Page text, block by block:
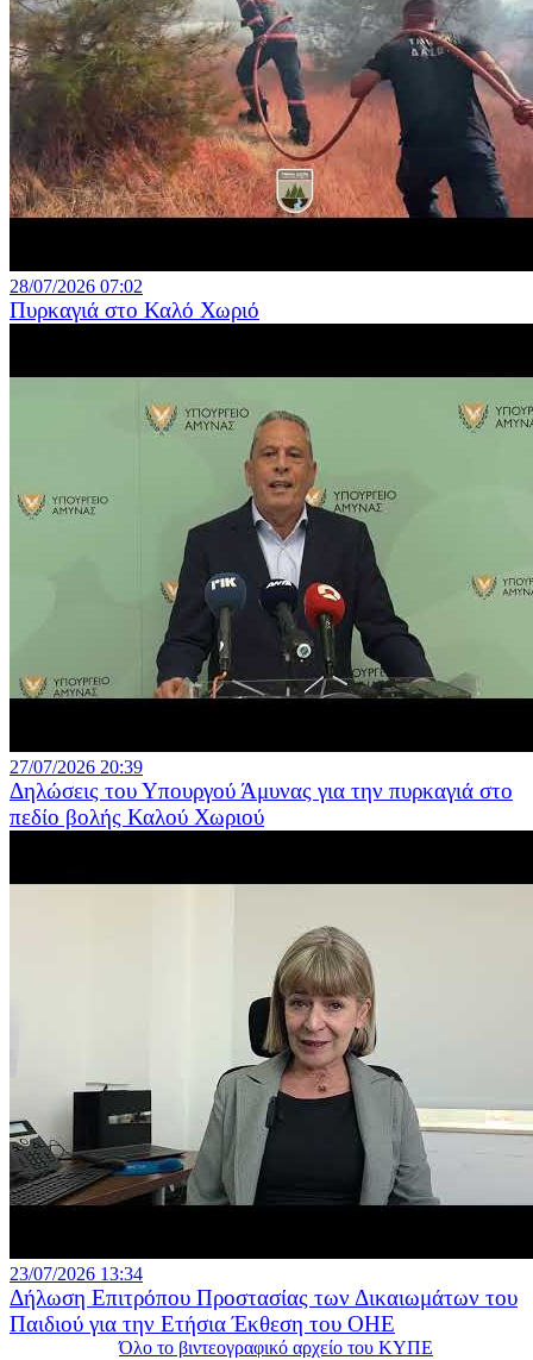
28/07/2026 07:02
Πυρκαγιά στο Καλό Χωριό
27/07/2026 20:39
Δηλώσεις του Υπουργού Άμυνας για την πυρκαγιά στο
πεδίο βολής Καλού Χωριού
23/07/2026 13:34
Δήλωση Επιτρόπου Προστασίας των Δικαιωμάτων του
Παιδιού για την Ετήσια Έκθεση του ΟΗΕ
Όλο το βιντεογραφικό αρχείο του ΚΥΠΕ